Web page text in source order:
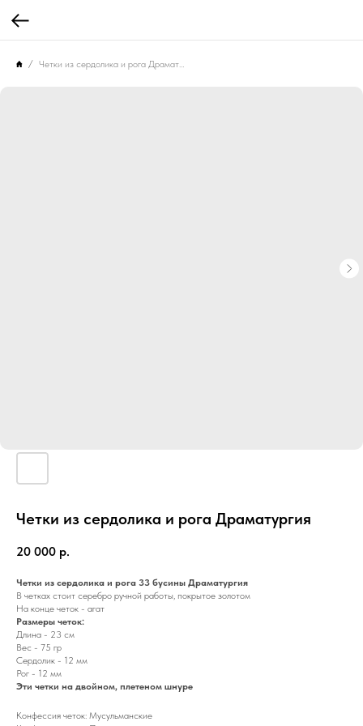
Четки из сердолика и рога Драматургия
20 000 р.
Четки из сердолика и рога 33 бусины Драматургия
В четках стоит серебро ручной работы, покрытое золотом
На конце четок - агат
Размеры четок:
Длина - 23 см
Вес - 75 гр
Сердолик - 12 мм
Рог - 12 мм
Эти четки на двойном, плетеном шнуре
Конфессия четок: Мусульманские